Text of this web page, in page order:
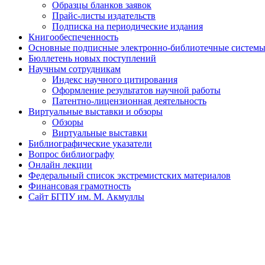
Образцы бланков заявок
Прайс-листы издательств
Подписка на периодические издания
Книгообеспеченность
Основные подписные электронно-библиотечные
Бюллетень новых поступлений
Научным сотрудникам
Индекс научного цитирования
Оформление результатов научной работы
Патентно-лицензионная деятельность
Виртуальные выставки и обзоры
Обзоры
Виртуальные выставки
Библиографические указатели
Вопрос библиографу
Онлайн лекции
Федеральный список экстремистских материалов
Финансовая грамотность
Сайт БГПУ им. М. Акмуллы